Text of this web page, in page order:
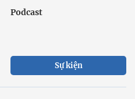
Podcast
Sự kiện